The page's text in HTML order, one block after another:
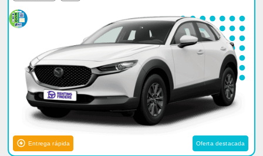
Entrega rápida Oferta destacada